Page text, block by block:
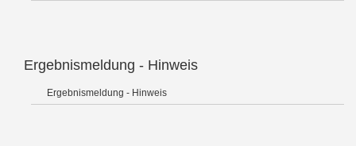
Ergebnismeldung - Hinweis
Ergebnismeldung - Hinweis